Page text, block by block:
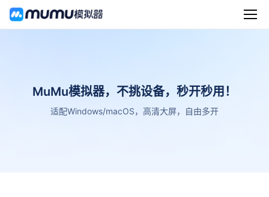
MuMu模拟器，不挑设备，秒开秒用！
适配Windows/macOS，高清大屏，自由多开